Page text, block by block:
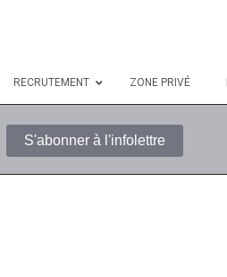
S'abonner à l'infolettre
Adresse courriel*
RECRUTEMENT ZONE PRIVÉ